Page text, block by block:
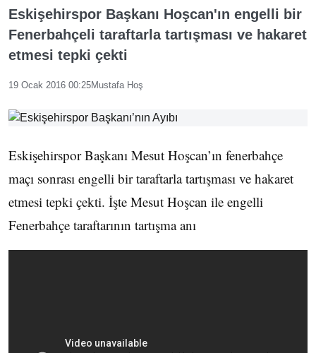
Eskişehirspor Başkanı Hoşcan'ın engelli bir
Fenerbahçeli taraftarla tartışması ve hakaret
etmesi tepki çekti
19 Ocak 2016 00:25Mustafa Hoş
Eskişehirspor Başkanı Mesut Hoşcan’ın fenerbahçe
maçı sonrası engelli bir taraftarla tartışması ve hakaret
etmesi tepki çekti. İşte Mesut Hoşcan ile engelli
Fenerbahçe taraftarının tartışma anı